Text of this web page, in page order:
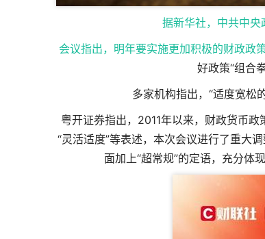
据新华社，中共中央
会议指出，明年要实施更加积极的财政政
好政策“组合
多家机构指出，“适度宽松
粤开证券指出，2011年以来，财政货币政
“灵活适度”等表述，本次会议进行了重大
面加上“超常规”的定语，充分体